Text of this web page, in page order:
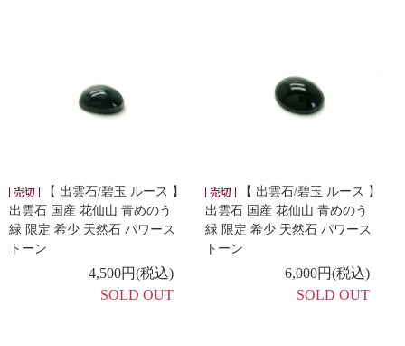
【 出雲石/碧玉 ルース 】
出雲石 国産 花仙山 青めのう
緑 限定 希少 天然石 パワース
トーン
4,500円(税込)
SOLD OUT
【 出雲石/碧玉 ルース 】
出雲石 国産 花仙山 青めのう
緑 限定 希少 天然石 パワース
トーン
6,000円(税込)
SOLD OUT